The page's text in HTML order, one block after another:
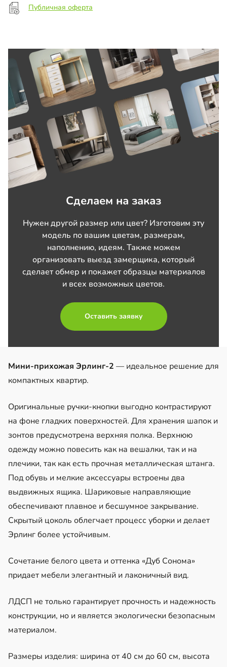
Публичная оферта
Сделаем на заказ
Нужен другой размер или цвет? Изготовим эту
модель по вашим цветам, размерам,
наполнению, идеям. Также можем
организовать выезд замерщика, который
сделает обмер и покажет образцы материалов
и всех возможных цветов.
Оставить заявку
Мини-прихожая Эрлинг-2 — идеальное решение для
компактных квартир.
Оригинальные ручки-кнопки выгодно контрастируют
на фоне гладких поверхностей. Для хранения шапок и
зонтов предусмотрена верхняя полка. Верхнюю
одежду можно повесить как на вешалки, так и на
плечики, так как есть прочная металлическая штанга.
Под обувь и мелкие аксессуары встроены два
выдвижных ящика. Шариковые направляющие
обеспечивают плавное и бесшумное закрывание.
Скрытый цоколь облегчает процесс уборки и делает
Эрлинг более устойчивым.
Сочетание белого цвета и оттенка «Дуб Сонома»
придает мебели элегантный и лаконичный вид.
ЛДСП не только гарантирует прочность и надежность
конструкции, но и является экологически безопасным
материалом.
Размеры изделия: ширина от 40 см до 60 см, высота